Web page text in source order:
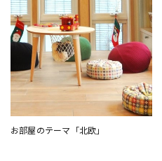
お部屋のテーマ「北欧」